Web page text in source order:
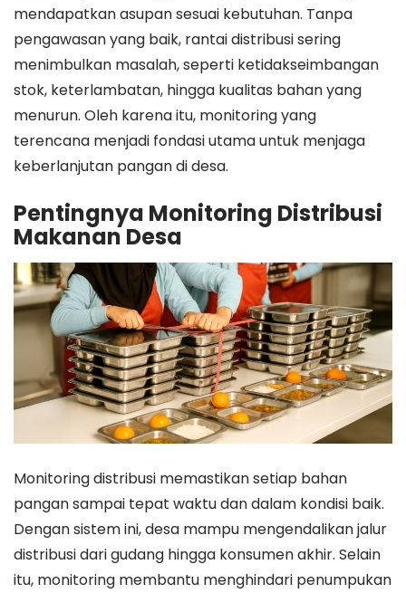
mendapatkan asupan sesuai kebutuhan. Tanpa
pengawasan yang baik, rantai distribusi sering
menimbulkan masalah, seperti ketidakseimbangan
stok, keterlambatan, hingga kualitas bahan yang
menurun. Oleh karena itu, monitoring yang
terencana menjadi fondasi utama untuk menjaga
keberlanjutan pangan di desa.
Pentingnya Monitoring Distribusi
Makanan Desa
Monitoring distribusi memastikan setiap bahan
pangan sampai tepat waktu dan dalam kondisi baik.
Dengan sistem ini, desa mampu mengendalikan jalur
distribusi dari gudang hingga konsumen akhir. Selain
itu, monitoring membantu menghindari penumpukan